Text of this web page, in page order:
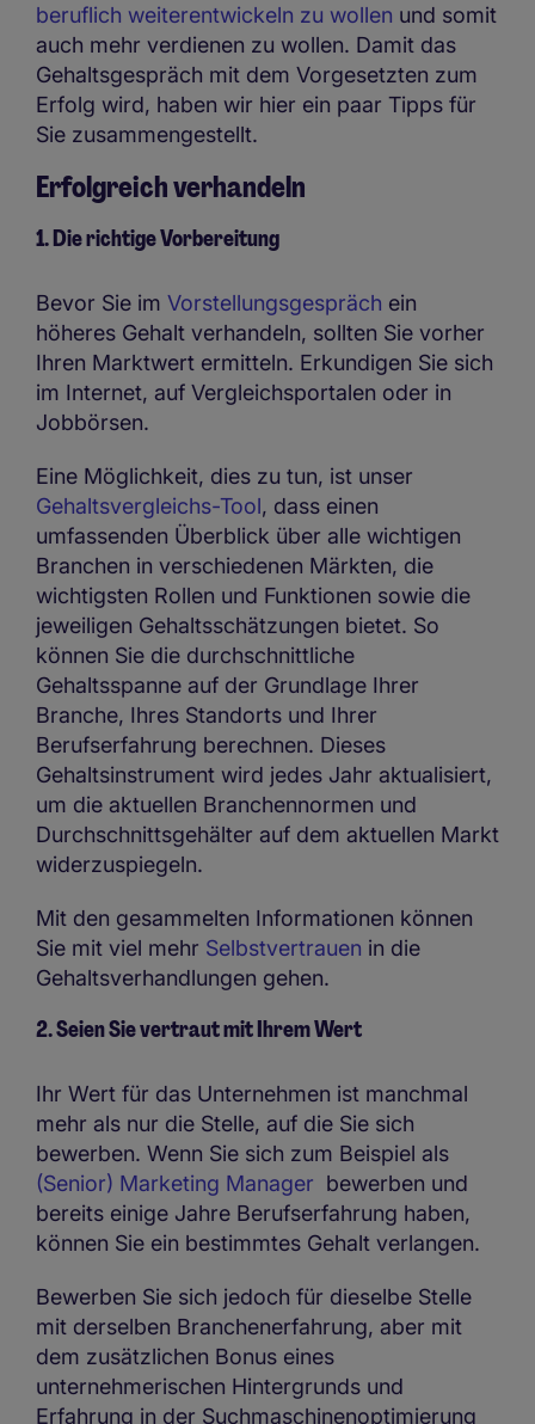
beruflich weiterentwickeln zu wollen und somit
auch mehr verdienen zu wollen. Damit das
Gehaltsgespräch mit dem Vorgesetzten zum
Erfolg wird, haben wir hier ein paar Tipps für
Sie zusammengestellt.
Erfolgreich verhandeln
1. Die richtige Vorbereitung
Bevor Sie im Vorstellungsgespräch ein
höheres Gehalt verhandeln, sollten Sie vorher
Ihren Marktwert ermitteln. Erkundigen Sie sich
im Internet, auf Vergleichsportalen oder in
Jobbörsen.
Eine Möglichkeit, dies zu tun, ist unser
Gehaltsvergleichs-Tool, dass einen
umfassenden Überblick über alle wichtigen
Branchen in verschiedenen Märkten, die
wichtigsten Rollen und Funktionen sowie die
jeweiligen Gehaltsschätzungen bietet. So
können Sie die durchschnittliche
Gehaltsspanne auf der Grundlage Ihrer
Branche, Ihres Standorts und Ihrer
Berufserfahrung berechnen. Dieses
Gehaltsinstrument wird jedes Jahr aktualisiert,
um die aktuellen Branchennormen und
Durchschnittsgehälter auf dem aktuellen Markt
widerzuspiegeln.
Mit den gesammelten Informationen können
Sie mit viel mehr Selbstvertrauen in die
Gehaltsverhandlungen gehen.
2. Seien Sie vertraut mit Ihrem Wert
Ihr Wert für das Unternehmen ist manchmal
mehr als nur die Stelle, auf die Sie sich
bewerben. Wenn Sie sich zum Beispiel als
(Senior) Marketing Manager bewerben und
bereits einige Jahre Berufserfahrung haben,
können Sie ein bestimmtes Gehalt verlangen.
Bewerben Sie sich jedoch für dieselbe Stelle
mit derselben Branchenerfahrung, aber mit
dem zusätzlichen Bonus eines
unternehmerischen Hintergrunds und
Erfahrung in der Suchmaschinenoptimierung